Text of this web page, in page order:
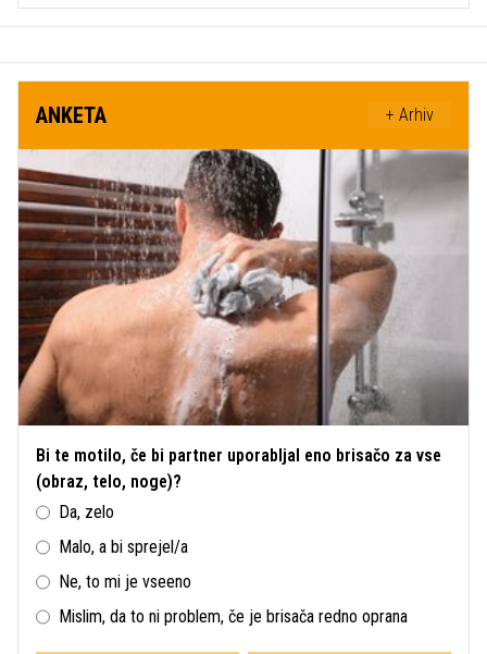
ANKETA + Arhiv
Bi te motilo, če bi partner uporabljal eno brisačo za vse
(obraz, telo, noge)?
Da, zelo
Malo, a bi sprejel/a
Ne, to mi je vseeno
Mislim, da to ni problem, če je brisača redno oprana